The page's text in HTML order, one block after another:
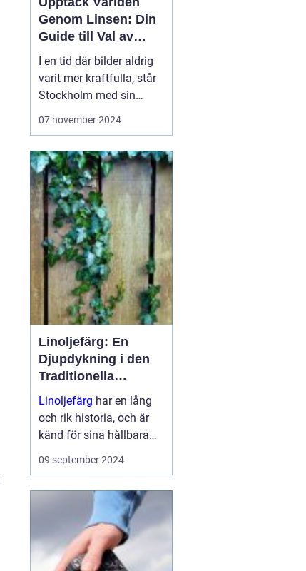
Genom Linsen: Din
Guide till Val av
Fotograf i
Stockholm
I en tid där bilder aldrig
varit mer kraftfulla, står
Stockholm med sin
skiftande natur och
fotokonsten. Vare sig det
gäller livets stora
ögonblick, som bröllop
eller födel...
07 november 2024
Linoljefärg: En
Djupdykning i den
Traditionella
Målartekniken
Linoljefärg har en lång
och rik historia, och är
känd för sina hållbara
och miljövänliga
egenskaper. Ge...
09 september 2024